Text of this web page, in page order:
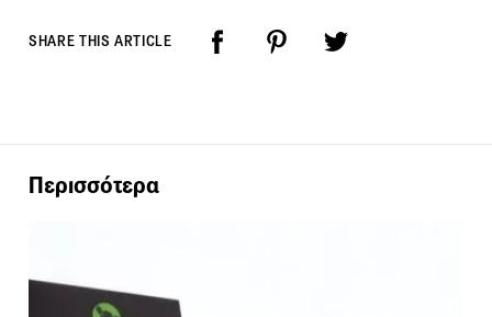
SHARE THIS ARTICLE
Περισσότερα